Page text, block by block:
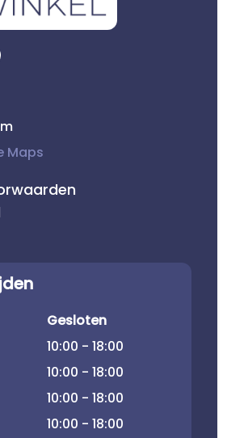
Maps
Gesloten
10:00 - 18:00
10:00 - 18:00
10:00 - 18:00
10:00 - 18:00